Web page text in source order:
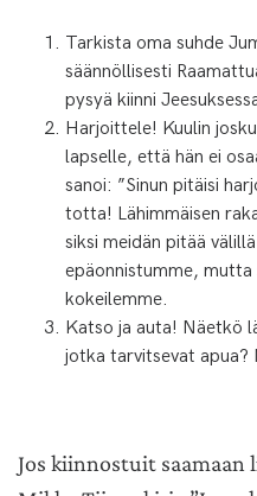
Tarkista oma suhde
säännöllisesti
pysyä kiinni
Harjoittele! Kuulin
lapselle, että hän ei
sanoi: ”Sinun pitäisi
totta! Lähimmäisen
siksi meidän pitää
epäonnistumme, mutta
kokeilemme.
Katso ja auta! Näetkö
jotka tarvitsevat apua?
Jos kiinnostuit saamaan